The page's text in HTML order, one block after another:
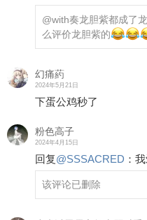
@with奏龙胆紫都成了
么评价龙胆紫的
幻痛葯
2024年5月21日
下蛋公鸡秒了
粉色高子
2024年4月15日
回复@SSSACRED ：
该评论已删除